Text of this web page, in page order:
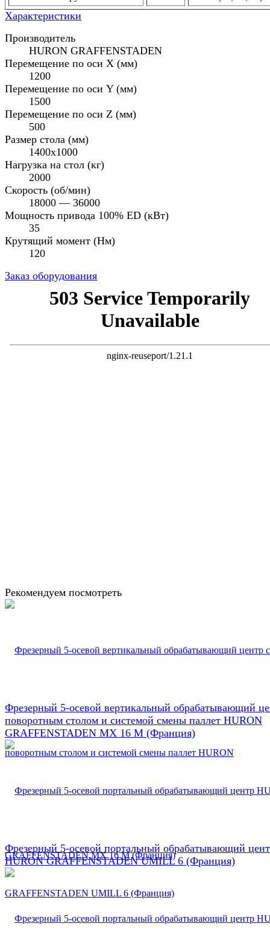
Характеристики
Производитель
HURON GRAFFENSTADEN
Перемещение по оси X (мм)
1200
Перемещение по оси Y (мм)
1500
Перемещение по оси Z (мм)
500
Размер стола (мм)
1400х1000
Нагрузка на стол (кг)
2000
Cкорость (об/мин)
18000 — 36000
Мощность привода 100% ED (кВт)
35
Крутящий момент (Нм)
120
Заказ оборудования
Рекомендуем посмотреть
Фрезерный 5-осевой вертикальный обрабатывающий
поворотным столом и системой смены паллет HURON
GRAFFENSTADEN МX 16 М (Франция)
Фрезерный 5-осевой портальный обрабатывающий
HURON GRAFFENSTADEN UMILL 6 (Франция)